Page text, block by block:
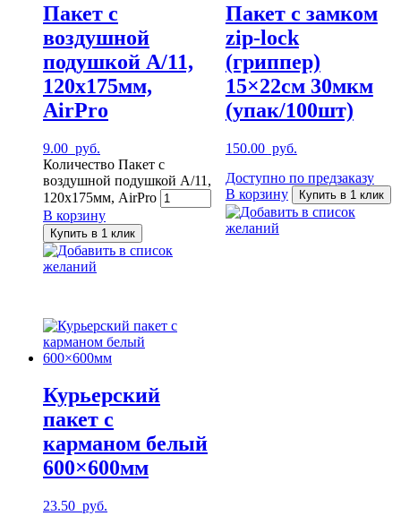
Пакет с
воздушной
подушкой A/11,
120х175мм,
AirPro
9.00 руб.
Количество Пакет с
воздушной подушкой A/11,
120х175мм, AirPro
В корзину
Купить в 1 клик
Добавить в список
желаний
Пакет с замком
zip-lock
(гриппер)
15×22см 30мкм
(упак/100шт)
150.00 руб.
Доступно по предзаказу
В корзину
Купить в 1 клик
Добавить в список
желаний
Курьерский
пакет с
карманом белый
600×600мм
23.50 руб.